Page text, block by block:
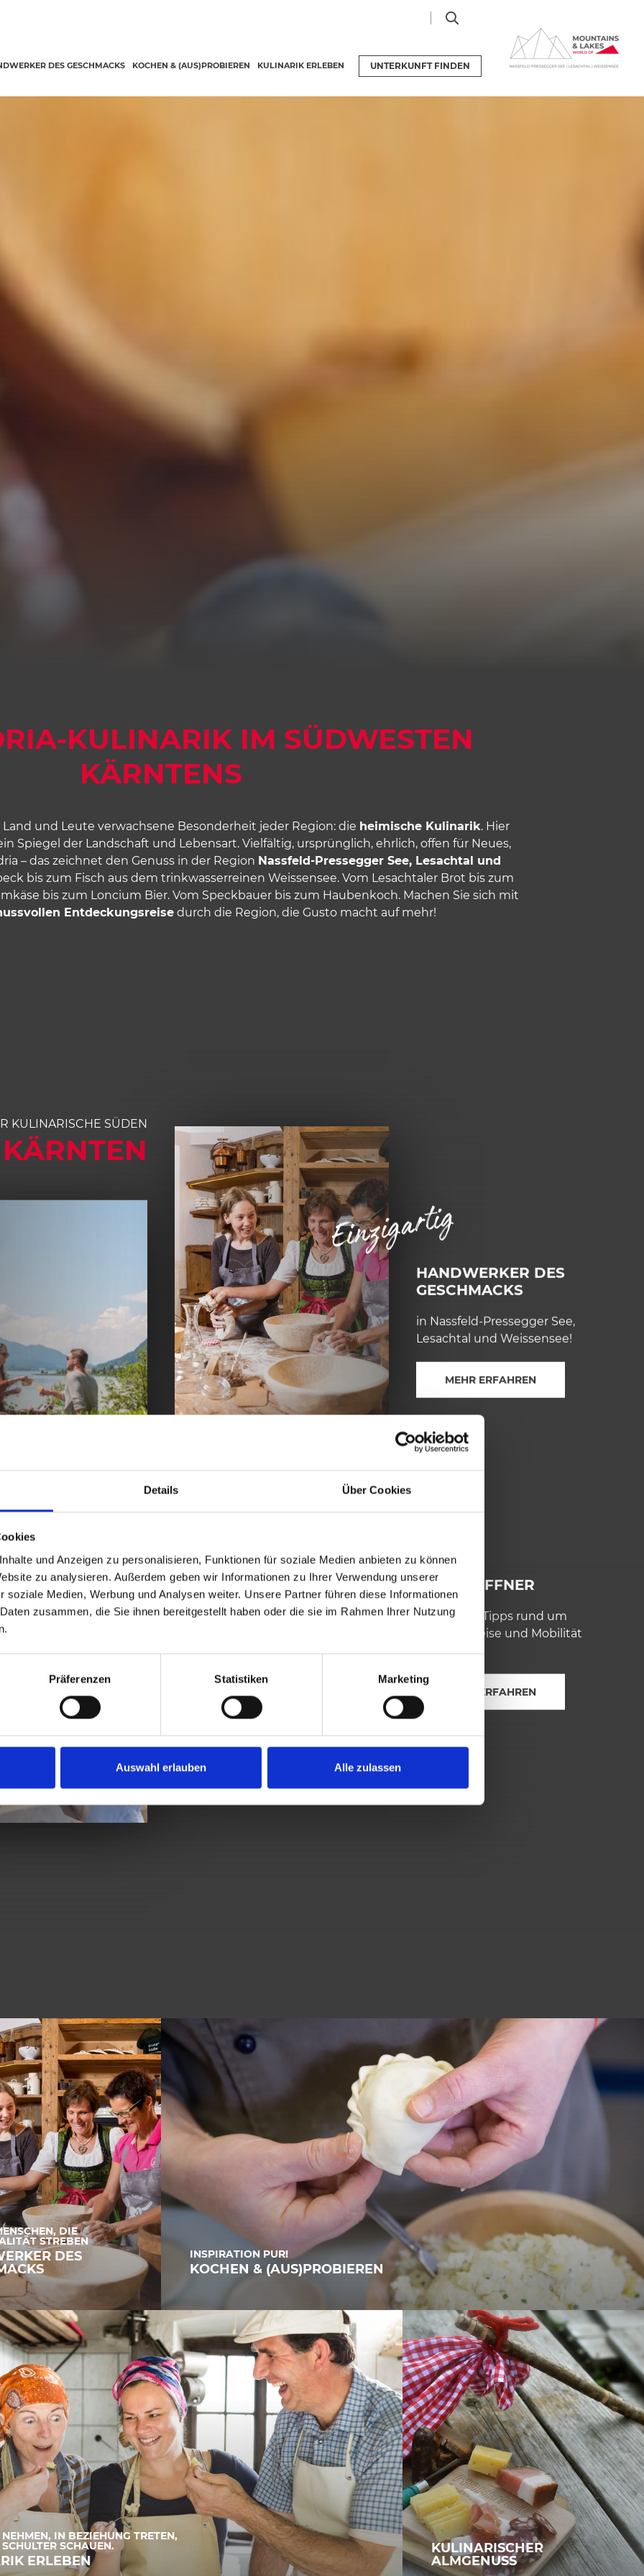
Details Über Cookies
und Anzeigen zu personalisieren, Funktionen für soziale Medien anbieten zu können
zu analysieren. Außerdem geben wir Informationen zu Ihrer Verwendung unserer
soziale Medien, Werbung und Analysen weiter. Unsere Partner führen diese Informationen
zusammen, die Sie ihnen bereitgestellt haben oder die sie im Rahmen Ihrer Nutzung
Präferenzen Statistiken Marketing
Auswahl erlauben Alle zulassen
DES GESCHMACKS KOCHEN & (AUS)PROBIEREN KULINARIK ERLEBEN UNTERKUNFT FINDEN
KULINARIK IM SÜDWESTEN
KÄRNTENS
und Leute verwachsene Besonderheit jeder Region: die heimische Kulinarik. Hier
Spiegel der Landschaft und Lebensart. Vielfältig, ursprünglich, ehrlich, offen für Neues,
– das zeichnet den Genuss in der Region Nassfeld-Pressegger See, Lesachtal und
bis zum Fisch aus dem trinkwasserreinen Weissensee. Vom Lesachtaler Brot bis zum
bis zum Loncium Bier. Vom Speckbauer bis zum Haubenkoch. Machen Sie sich mit
Entdeckungsreise durch die Region, die Gusto macht auf mehr!
KULINARISCHE SÜDEN
Einzigartig
HANDWERKER DES
GESCHMACKS
in Nassfeld-Pressegger See,
Lesachtal und Weissensee!
MEHR ERFAHREN
G
e
ni
e
ß
e
n
&
U
r
l
a
u
b
SINNESÖFFNER
Die besten Tipps rund um
Hotels, Anreise und Mobilität
vor Ort.
MEHR ERFAHREN
DIE
STREBEN
DES
INSPIRATION PUR!
KOCHEN & (AUS)PROBIEREN
IN BEZIEHUNG TRETEN,
SCHAUEN.
ERLEBEN
KULINARISCHER
ALMGENUSS